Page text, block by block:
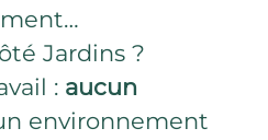
Jardins ?
: aucun
environnement